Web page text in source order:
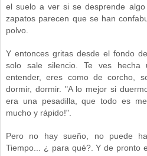
el suelo a ver si se desprende
zapatos parecen que se han
polvo.
Y entonces gritas desde el fondo
solo sale silencio. Te ves hecha
entender, eres como de corcho,
dormir, dormir. "A lo mejor si
era una pesadilla, que todo es
mucho y rápido!".
Pero no hay sueño, no puede
Tiempo... ¿ para qué?. Y de pronto